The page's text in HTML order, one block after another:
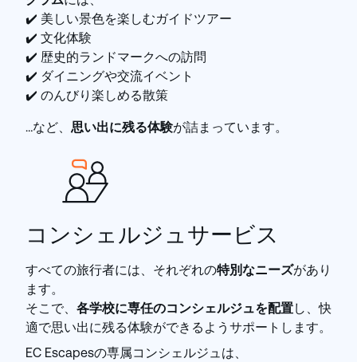
✔️ 美しい景色を楽しむガイドツアー
✔️ 文化体験
✔️ 歴史的ランドマークへの訪問
✔️ ダイニングや交流イベント
✔️ のんびり楽しめる散策
…など、 思い出に残る体験が詰まっています。
コンシェルジュサービス
すべての旅行者には、それぞれの特別なニーズがあり
ます。
そこで、 各学校に専任のコンシェルジュを配置し、快
適で思い出に残る体験ができるようサポートします。
EC Escapesの専属コンシェルジュは、